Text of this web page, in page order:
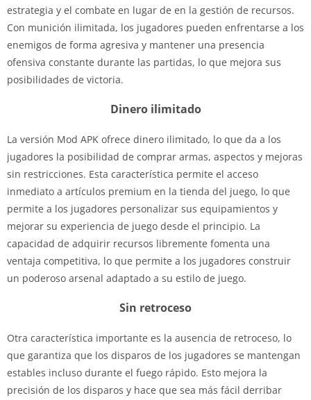
estrategia y el combate en lugar de en la gestión de recursos.
Con munición ilimitada, los jugadores pueden enfrentarse a los
enemigos de forma agresiva y mantener una presencia
ofensiva constante durante las partidas, lo que mejora sus
posibilidades de victoria.
Dinero ilimitado
La versión Mod APK ofrece dinero ilimitado, lo que da a los
jugadores la posibilidad de comprar armas, aspectos y mejoras
sin restricciones. Esta característica permite el acceso
inmediato a artículos premium en la tienda del juego, lo que
permite a los jugadores personalizar sus equipamientos y
mejorar su experiencia de juego desde el principio. La
capacidad de adquirir recursos libremente fomenta una
ventaja competitiva, lo que permite a los jugadores construir
un poderoso arsenal adaptado a su estilo de juego.
Sin retroceso
Otra característica importante es la ausencia de retroceso, lo
que garantiza que los disparos de los jugadores se mantengan
estables incluso durante el fuego rápido. Esto mejora la
precisión de los disparos y hace que sea más fácil derribar